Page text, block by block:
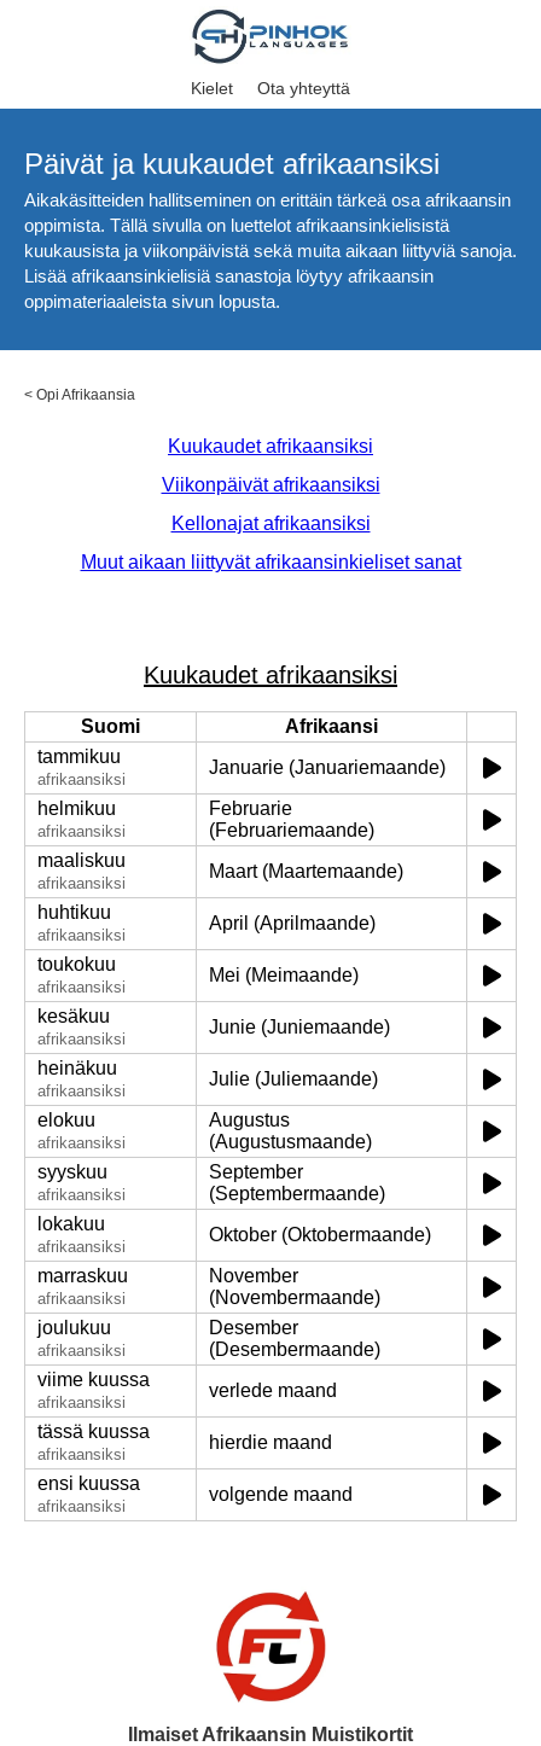
Kielet Ota yhteyttä
Päivät ja kuukaudet afrikaansiksi
Aikakäsitteiden hallitseminen on erittäin tärkeä osa afrikaansin
oppimista. Tällä sivulla on luettelot afrikaansinkielisistä
kuukausista ja viikonpäivistä sekä muita aikaan liittyviä sanoja.
Lisää afrikaansinkielisiä sanastoja löytyy afrikaansin
oppimateriaaleista sivun lopusta.
< Opi Afrikaansia
Kuukaudet afrikaansiksi
Viikonpäivät afrikaansiksi
Kellonajat afrikaansiksi
Muut aikaan liittyvät afrikaansinkieliset sanat
Kuukaudet afrikaansiksi
Suomi
Afrikaansi
tammikuu
afrikaansiksi
Januarie (Januariemaande)
helmikuu
afrikaansiksi
Februarie
(Februariemaande)
maaliskuu
afrikaansiksi
Maart (Maartemaande)
huhtikuu
afrikaansiksi
April (Aprilmaande)
toukokuu
afrikaansiksi
Mei (Meimaande)
kesäkuu
afrikaansiksi
Junie (Juniemaande)
heinäkuu
afrikaansiksi
Julie (Juliemaande)
elokuu
afrikaansiksi
Augustus
(Augustusmaande)
syyskuu
afrikaansiksi
September
(Septembermaande)
lokakuu
afrikaansiksi
Oktober (Oktobermaande)
marraskuu
afrikaansiksi
November
(Novembermaande)
joulukuu
afrikaansiksi
Desember
(Desembermaande)
viime kuussa
afrikaansiksi
verlede maand
tässä kuussa
afrikaansiksi
hierdie maand
ensi kuussa
afrikaansiksi
volgende maand
Ilmaiset Afrikaansin Muistikortit